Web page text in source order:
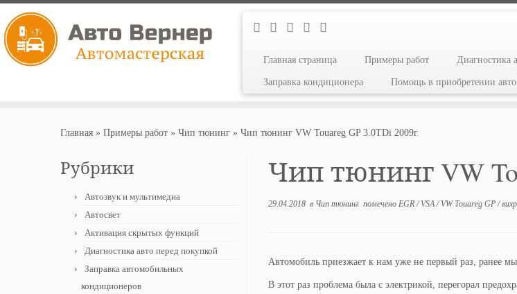
Главная страница Примеры работ Диагностика
Заправка кондиционера Помощь в приобретении авто
Главная » Примеры работ » Чип тюнинг » Чип тюнинг VW Touareg GP 3.0TDi 2009г.
Рубрики
Автозвук и мультимедиа
Автосвет
Активация скрытых функций
Диагностика авто перед покупкой
Заправка автомобильных
кондиционеров
Чип тюнинг VW
29.04.2018 в Чип тюнинг помечено EGR/ VSA/ VW Touareg GP/
Автомобиль приезжает к нам уже не первый раз, ранее мы
В этот раз проблема была с электрикой, перегорал